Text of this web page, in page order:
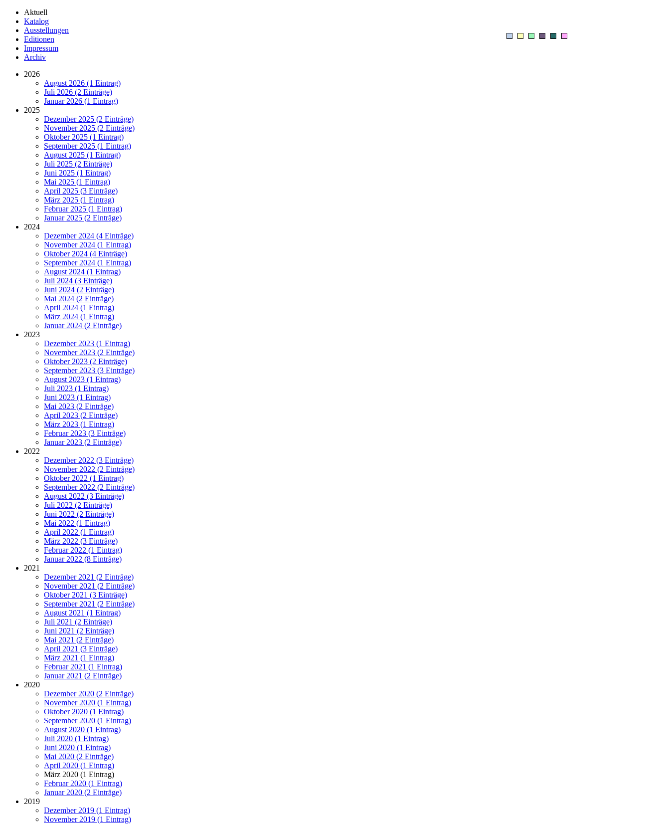
Aktuell
Katalog
Ausstellungen
Editionen
Impressum
Archiv
2026
August 2026 (1 Eintrag)
Juli 2026 (2 Einträge)
Januar 2026 (1 Eintrag)
2025
Dezember 2025 (2 Einträge)
November 2025 (2 Einträge)
Oktober 2025 (1 Eintrag)
September 2025 (1 Eintrag)
August 2025 (1 Eintrag)
Juli 2025 (2 Einträge)
Juni 2025 (1 Eintrag)
Mai 2025 (1 Eintrag)
April 2025 (3 Einträge)
März 2025 (1 Eintrag)
Februar 2025 (1 Eintrag)
Januar 2025 (2 Einträge)
2024
Dezember 2024 (4 Einträge)
November 2024 (1 Eintrag)
Oktober 2024 (4 Einträge)
September 2024 (1 Eintrag)
August 2024 (1 Eintrag)
Juli 2024 (3 Einträge)
Juni 2024 (2 Einträge)
Mai 2024 (2 Einträge)
April 2024 (1 Eintrag)
März 2024 (1 Eintrag)
Januar 2024 (2 Einträge)
2023
Dezember 2023 (1 Eintrag)
November 2023 (2 Einträge)
Oktober 2023 (2 Einträge)
September 2023 (3 Einträge)
August 2023 (1 Eintrag)
Juli 2023 (1 Eintrag)
Juni 2023 (1 Eintrag)
Mai 2023 (2 Einträge)
April 2023 (2 Einträge)
März 2023 (1 Eintrag)
Februar 2023 (3 Einträge)
Januar 2023 (2 Einträge)
2022
Dezember 2022 (3 Einträge)
November 2022 (2 Einträge)
Oktober 2022 (1 Eintrag)
September 2022 (2 Einträge)
August 2022 (3 Einträge)
Juli 2022 (2 Einträge)
Juni 2022 (2 Einträge)
Mai 2022 (1 Eintrag)
April 2022 (1 Eintrag)
März 2022 (3 Einträge)
Februar 2022 (1 Eintrag)
Januar 2022 (8 Einträge)
2021
Dezember 2021 (2 Einträge)
November 2021 (2 Einträge)
Oktober 2021 (3 Einträge)
September 2021 (2 Einträge)
August 2021 (1 Eintrag)
Juli 2021 (2 Einträge)
Juni 2021 (2 Einträge)
Mai 2021 (2 Einträge)
April 2021 (3 Einträge)
März 2021 (1 Eintrag)
Februar 2021 (1 Eintrag)
Januar 2021 (2 Einträge)
2020
Dezember 2020 (2 Einträge)
November 2020 (1 Eintrag)
Oktober 2020 (1 Eintrag)
September 2020 (1 Eintrag)
August 2020 (1 Eintrag)
Juli 2020 (1 Eintrag)
Juni 2020 (1 Eintrag)
Mai 2020 (2 Einträge)
April 2020 (1 Eintrag)
März 2020 (1 Eintrag)
Februar 2020 (1 Eintrag)
Januar 2020 (2 Einträge)
2019
Dezember 2019 (1 Eintrag)
November 2019 (1 Eintrag)